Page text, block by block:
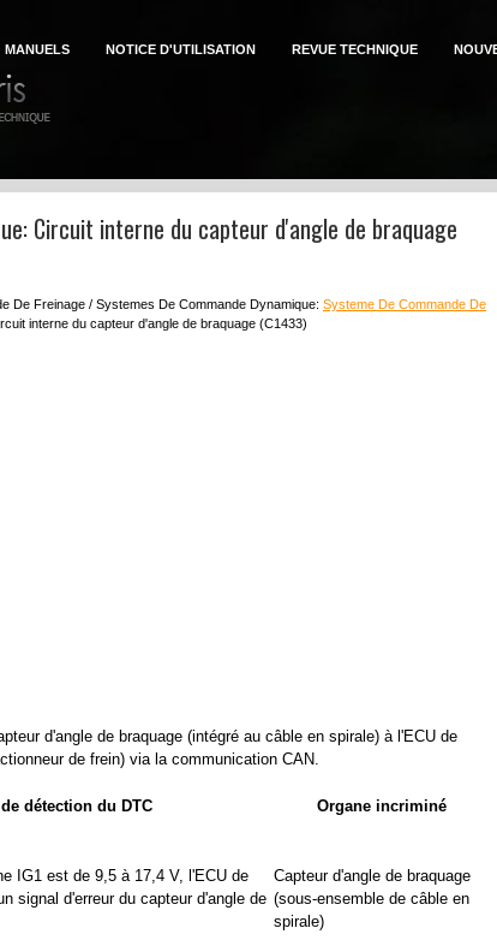
MANUELS NOTICE D'UTILISATION REVUE TECHNIQUE
Circuit interne du capteur d'angle de braquage
De Freinage / Systemes De Commande Dynamique: Systeme De Commande De
interne du capteur d'angle de braquage (C1433)
d'angle de braquage (intégré au câble en spirale) à l'ECU de
de frein) via la communication CAN.
détection du DTC Organe incriminé
IG1 est de 9,5 à 17,4 V, l'ECU de
signal d'erreur du capteur d'angle de
Capteur d'angle de braquage
(sous-ensemble de câble en
spirale)